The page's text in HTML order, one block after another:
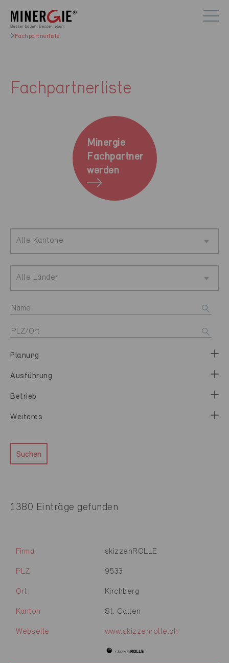
Fachpartnerliste
Fachpartnerliste
Minergie
Fachpartner
werden
Alle Kantone
Alle Länder
Planung
Ausführung
Betrieb
Weiteres
Suchen
1380 Einträge gefunden
Firma skizzenROLLE
PLZ 9533
Ort Kirchberg
Kanton St. Gallen
Webseite www.skizzenrolle.ch